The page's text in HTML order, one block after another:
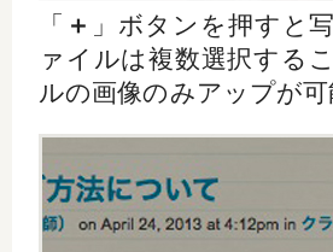
「 ＋ 」ボタンを押すと
ァイルは複数選択する
ルの画像のみアップが可